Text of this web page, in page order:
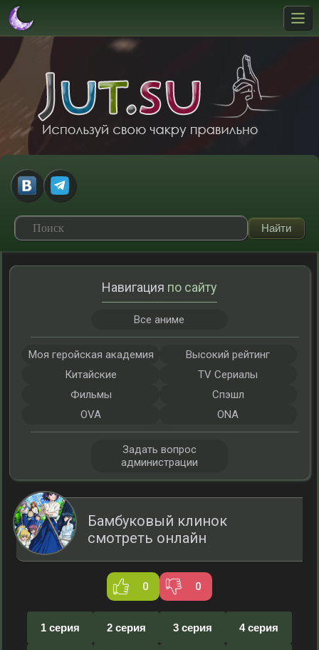
Бамбуковый клинок
смотреть онлайн
0 0
1 серия 2 серия 3 серия 4 серия
Навигация по сайту
Все аниме
Моя геройская академия
Высокий рейтинг
Китайские
TV Сериалы
Фильмы
Спэшл
OVA
ONA
Задать вопрос
администрации